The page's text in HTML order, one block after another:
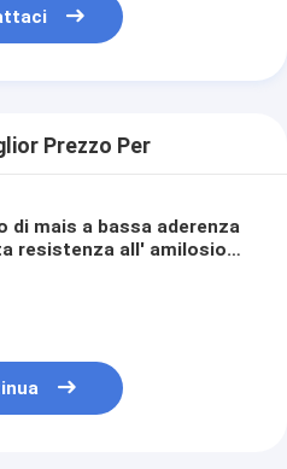
Prezzo Per
di mais a bassa aderenza
resistenza all' amilosio